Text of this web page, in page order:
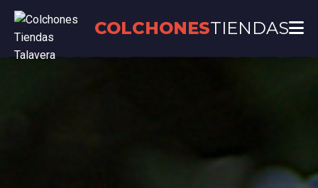
COLCHONESTIENDAS